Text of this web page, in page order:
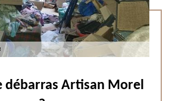
débarras Artisan Morel